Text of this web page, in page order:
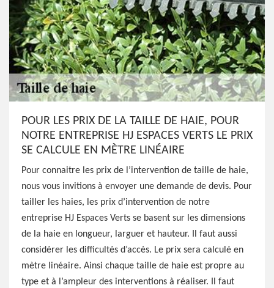
POUR LES PRIX DE LA TAILLE DE HAIE, POUR
NOTRE ENTREPRISE HJ ESPACES VERTS LE PRIX
SE CALCULE EN MÈTRE LINÉAIRE
Pour connaitre les prix de l’intervention de taille de haie,
nous vous invitions à envoyer une demande de devis. Pour
tailler les haies, les prix d’intervention de notre
entreprise HJ Espaces Verts se basent sur les dimensions
de la haie en longueur, larguer et hauteur. Il faut aussi
considérer les difficultés d’accès. Le prix sera calculé en
mètre linéaire. Ainsi chaque taille de haie est propre au
type et à l’ampleur des interventions à réaliser. Il faut